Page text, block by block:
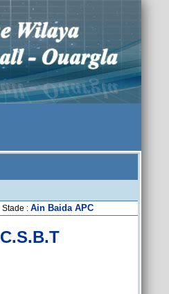
Stade : Ain Baida APC
C.S.B.T